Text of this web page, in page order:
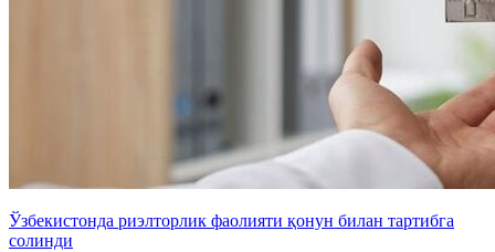
Ўзбекистонда риэлторлик фаолияти қонун билан тартибга
солинди